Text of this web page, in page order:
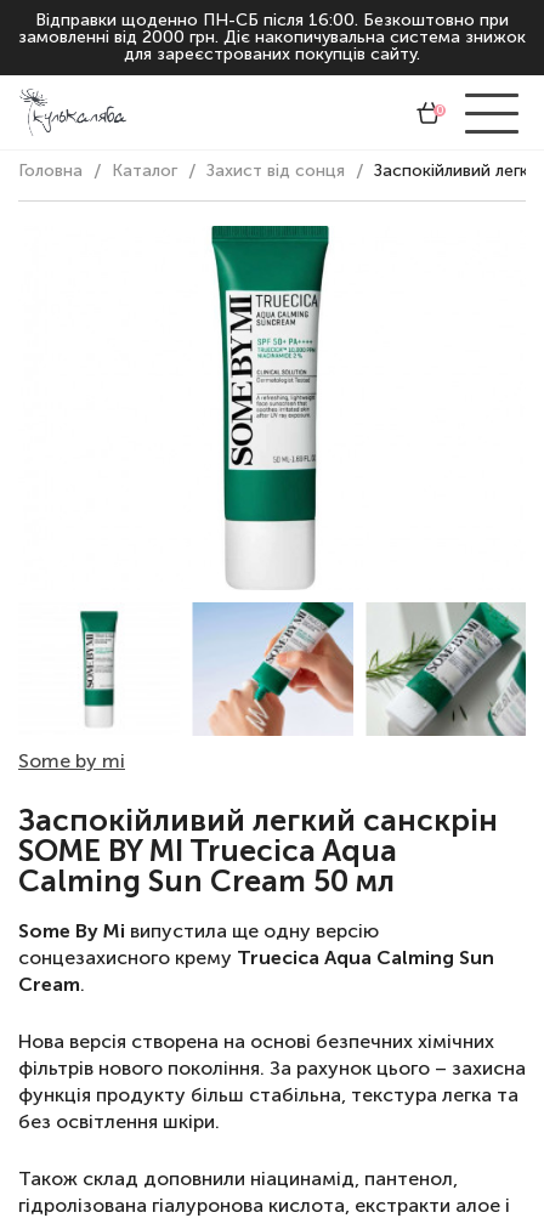
Відправки щоденно ПН-СБ після 16:00. Безкоштовно при
замовленні від 2000 грн. Діє накопичувальна система знижок
для зареєстрованих покупців сайту.
0
Головна Каталог Захист від сонця Заспокійливий
Some by mi
Заспокійливий легкий санскрін
SOME BY MI Truecica Aqua
Calming Sun Cream 50 мл
Some By Mi випустила ще одну версію
сонцезахисного крему Truecica Aqua Calming Sun
Cream.
Нова версія створена на основі безпечних хімічних
фільтрів нового покоління. За рахунок цього – захисна
функція продукту більш стабільна, текстура легка та
без освітлення шкіри.
Також склад доповнили ніацинамід, пантенол,
гідролізована гіалуронова кислота, екстракти алое і